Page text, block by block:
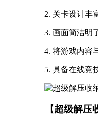
2. 关卡设计丰
3. 画面简洁明
4. 将游戏内容
5. 具备在线竞
【超级解压